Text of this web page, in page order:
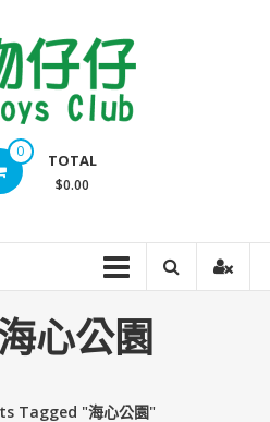
0 TOTAL
$0.00
心公園
Tagged "海心公園"